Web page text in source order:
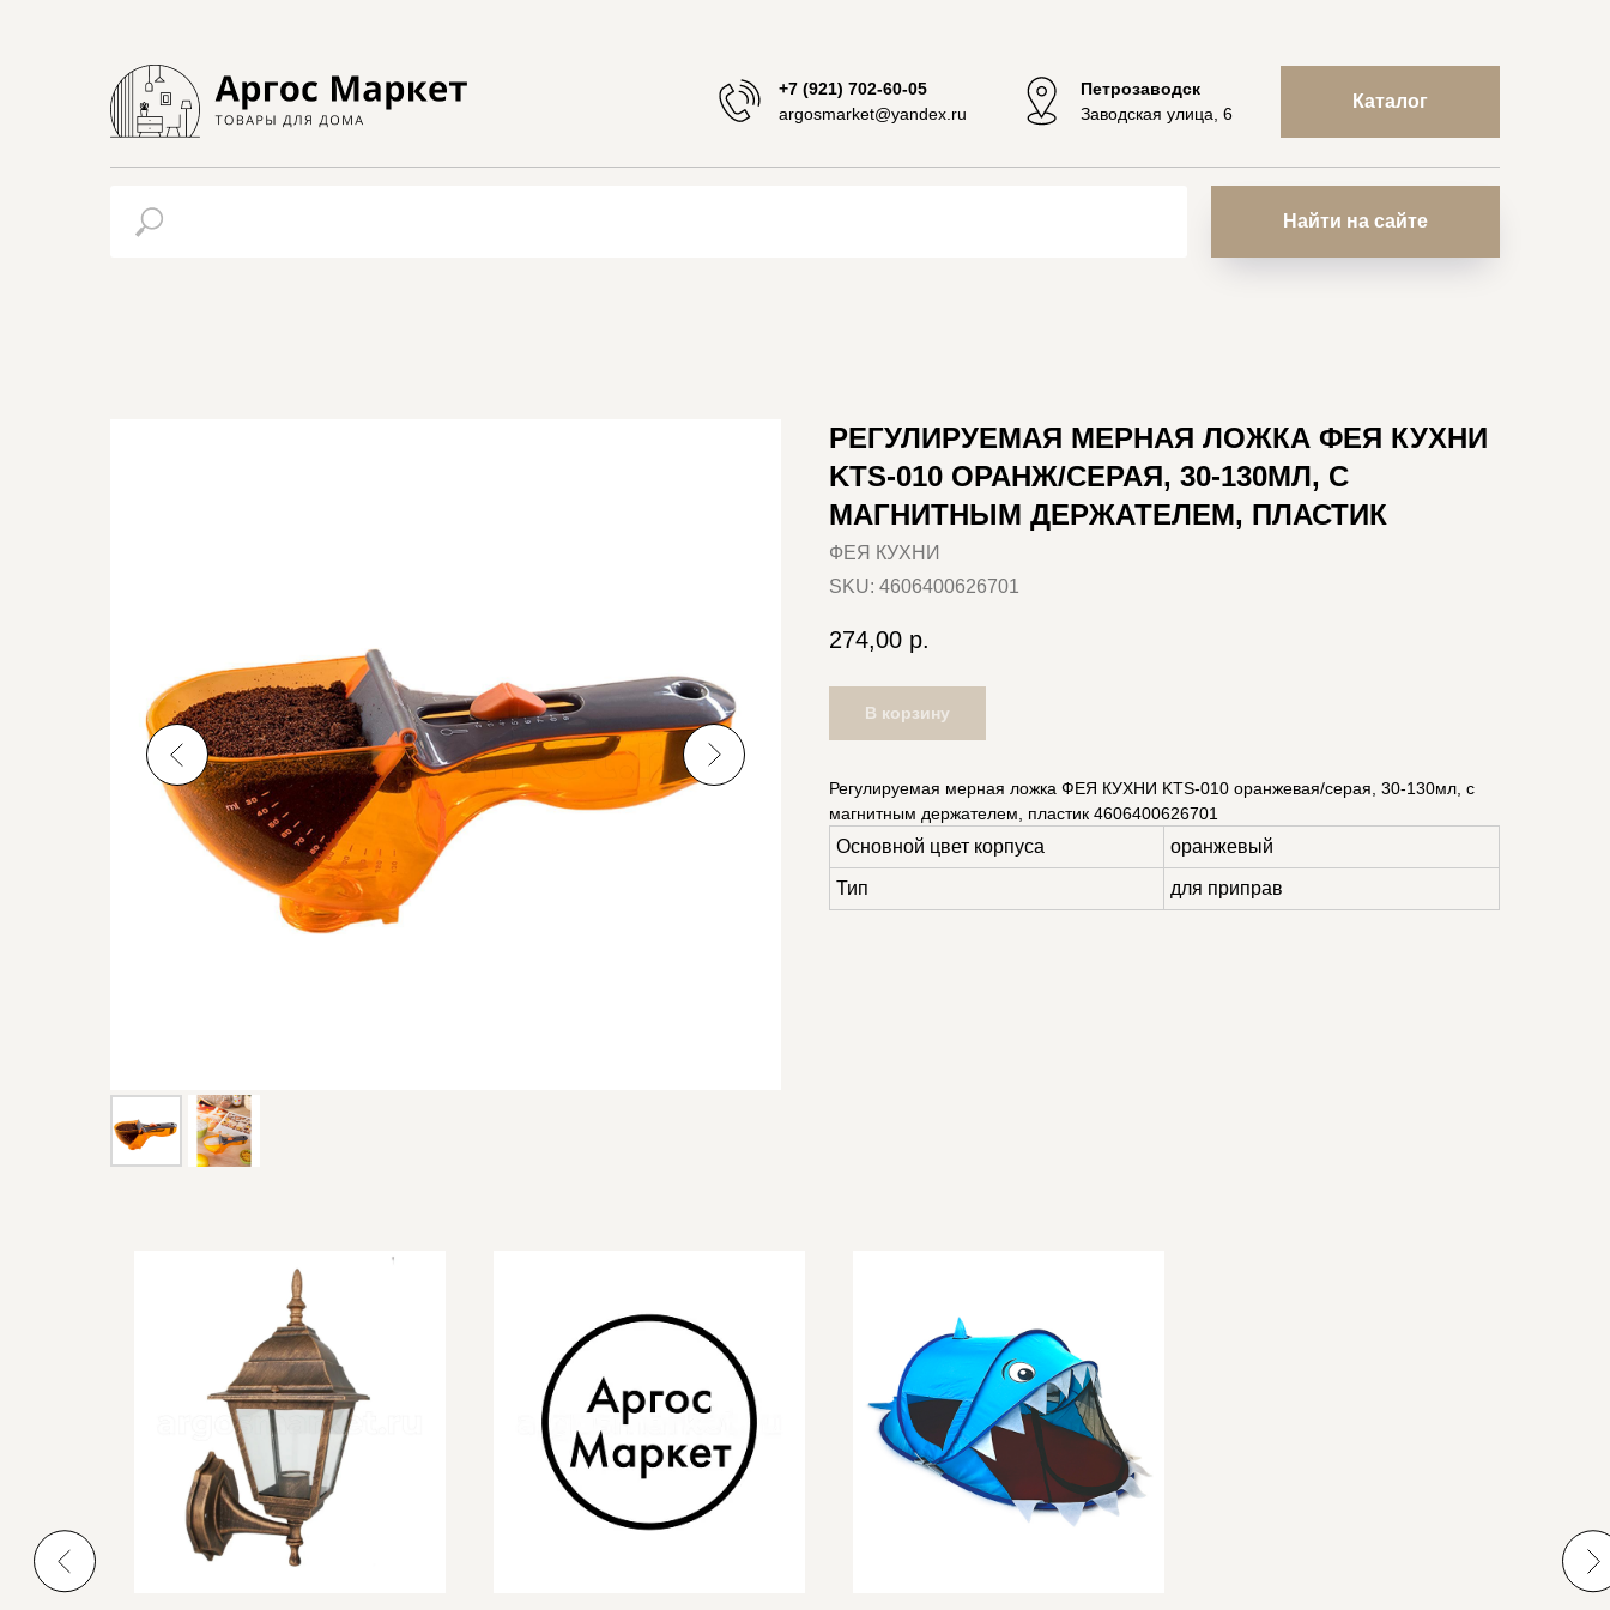
+7 (921) 702-60-05
argosmarket@yandex.ru
Петрозаводск
Заводская улица, 6
Каталог
Найти на сайте
РЕГУЛИРУЕМАЯ МЕРНАЯ ЛОЖКА ФЕЯ КУХНИ
KTS-010 ОРАНЖ/СЕРАЯ, 30-130МЛ, С
МАГНИТНЫМ ДЕРЖАТЕЛЕМ, ПЛАСТИК
ФЕЯ КУХНИ
SKU: 4606400626701
274,00 р.
В корзину
Регулируемая мерная ложка ФЕЯ КУХНИ KTS-010 оранжевая/серая, 30-130мл, с
магнитным держателем, пластик 4606400626701
Основной цвет корпуса оранжевый
Тип для приправ